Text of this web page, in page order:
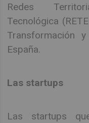
Redes
Tecnológica
Transformación
España.
Las startups
Las startups